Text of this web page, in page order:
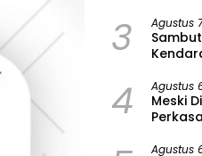
3 Agustus
I 2026
4 Agustus
Meski
Agustus